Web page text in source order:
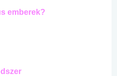
emberek?